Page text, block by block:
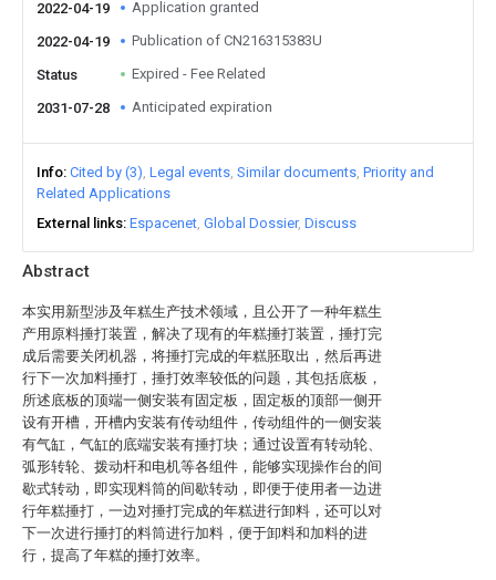
Abstract
本实用新型涉及年糕生产技术领域，且公开了一种年糕生
产用原料捶打装置，解决了现有的年糕捶打装置，捶打完
成后需要关闭机器，将捶打完成的年糕胚取出，然后再进
行下一次加料捶打，捶打效率较低的问题，其包括底板，
所述底板的顶端一侧安装有固定板，固定板的顶部一侧开
设有开槽，开槽内安装有传动组件，传动组件的一侧安装
有气缸，气缸的底端安装有捶打块；通过设置有转动轮、
弧形转轮、拨动杆和电机等各组件，能够实现操作台的间
歇式转动，即实现料筒的间歇转动，即便于使用者一边进
行年糕捶打，一边对捶打完成的年糕进行卸料，还可以对
下一次进行捶打的料筒进行加料，便于卸料和加料的进
行，提高了年糕的捶打效率。
2022-04-19 Application granted
2022-04-19 Publication of CN216315383U
Status Expired - Fee Related
2031-07-28 Anticipated expiration
Info Cited by (3) Legal events Similar documents Priority and
Related Applications
External links Espacenet Global Dossier Discuss